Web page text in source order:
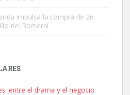
personales ...
impulsa la compra de 26
del Romeral
entre el drama y el negocio